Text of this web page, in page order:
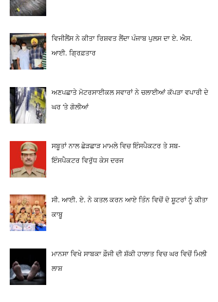
ਵਿਜੀਲੈਂਸ ਨੇ ਕੀਤਾ ਰਿਸ਼ਵਤ ਲੈਂਦਾ ਪੰਜਾਬ ਪੁਲਸ ਦਾ ਏ. ਐਸ.
ਆਈ. ਗ੍ਰਿਫ਼ਤਾਰ
ਅਣਪਛਾਤੇ ਮੋਟਰਸਾਈਕਲ ਸਵਾਰਾਂ ਨੇ ਚਲਾਈਆਂ ਕੱਪੜਾ ਵਪਾਰੀ ਦੇ
ਘਰ ‘ਤੇ ਗੋਲੀਆਂ
ਸਬੂਤਾਂ ਨਾਲ ਛੇੜਛਾੜ ਮਾਮਲੇ ਵਿਚ ਇੰਸਪੈਕਟਰ ਤੇ ਸਬ-
ਇੰਸਪੈਕਟਰ ਵਿਰੁੱਧ ਕੇਸ ਦਰਜ
ਸੀ. ਆਈ. ਏ. ਨੇ ਕਤਲ ਕਰਨ ਆਏ ਤਿੰਨ ਵਿਚੋਂ ਦੋ ਸ਼ੂਟਰਾਂ ਨੂੰ ਕੀਤਾ
ਕਾਬੂ
ਮਾਨਸਾ ਵਿਖੇ ਸਾਬਕਾ ਫ਼ੌਜੀ ਦੀ ਸ਼ੱਕੀ ਹਾਲਾਤ ਵਿਚ ਘਰ ਵਿਚੋਂ ਮਿਲੀ
ਲਾਸ਼